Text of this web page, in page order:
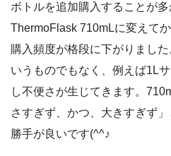
ボトルを追加購入することが
ThermoFlask 710mLに変えて
購入頻度が格段に下がりまし
いうものでもなく、例えば1L
し不便さが生じてきます。
さすぎず、かつ、大きすぎず
勝手が良いです(^^♪